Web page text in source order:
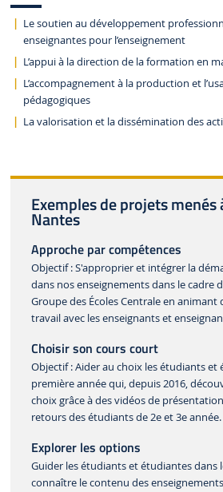
Le soutien au développement
enseignantes pour l’enseignement
L’appui à la direction de la formation en
L’accompagnement à la production et
pédagogiques
La valorisation et la dissémination des
Exemples de projets menés
Nantes
Approche par compétences
Objectif : S'approprier et intégrer la
dans nos enseignements dans le cadre
Groupe des Écoles Centrale en animant
travail avec les enseignants et
Choisir son cours court
Objectif : Aider au choix les étudiants et
première année qui, depuis 2016,
choix grâce à des vidéos de
retours des étudiants de 2e et 3e année.
Explorer les options
Guider les étudiants et étudiantes dans
connaître le contenu des